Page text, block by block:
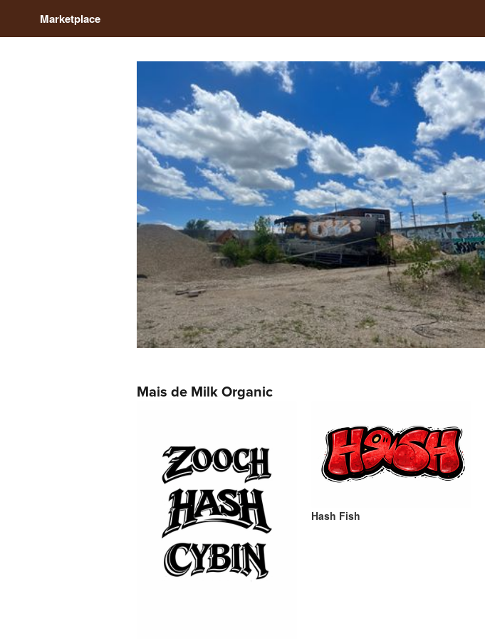
Marketplace
Mais de Milk Organic
Hash Fish